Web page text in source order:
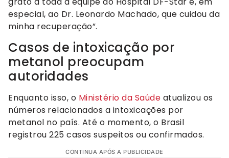
especial, ao Dr. Leonardo Machado, que cuidou da
minha recuperação”.
Casos de intoxicação por
metanol preocupam
autoridades
Enquanto isso, o Ministério da Saúde atualizou os
números relacionados a intoxicações por
metanol no país. Até o momento, o Brasil
registrou 225 casos suspeitos ou confirmados.
CONTINUA APÓS A PUBLICIDADE